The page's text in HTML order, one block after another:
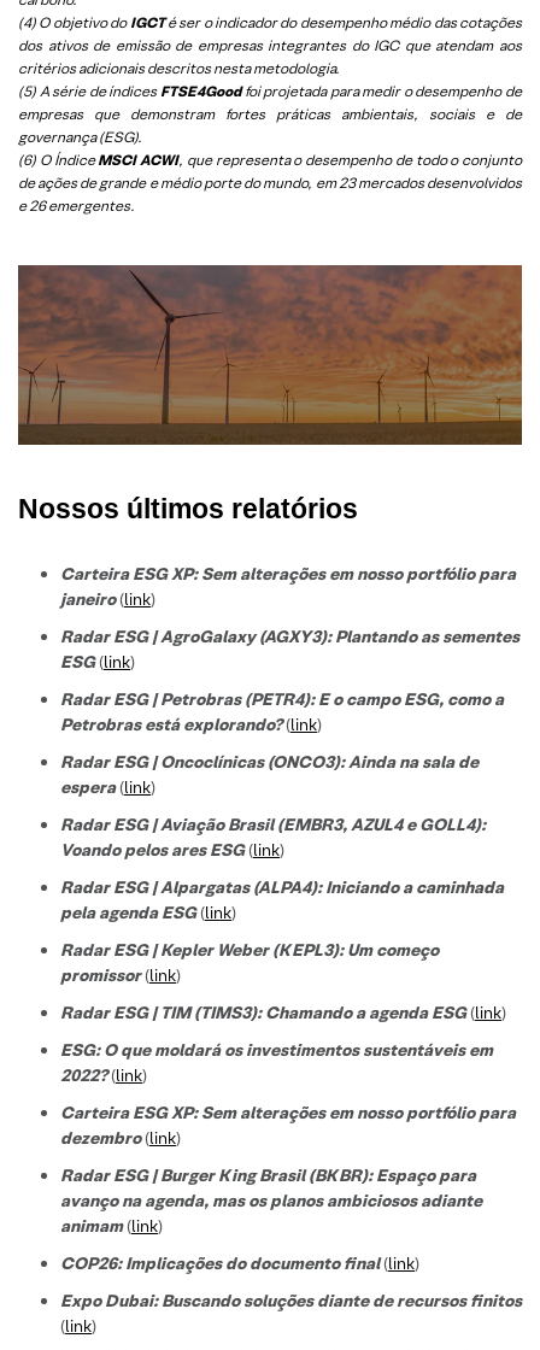
(4) O objetivo do IGCTé ser o indicador do desempenho médio das cotações
dos ativos de emissão de empresas integrantes do IGC que atendam aos
critérios adicionais descritos nesta metodologia.
(5) A série de índices FTSE4Goodfoi projetada para medir o desempenho de
empresas que demonstram fortes práticas ambientais, sociais e de
governança (ESG).
(6) O ÍndiceMSCI ACWI, que representa o desempenho de todo o conjunto
de ações de grande e médio porte do mundo, em 23 mercados desenvolvidos
e 26 emergentes.
Nossos últimos relatórios
Carteira ESG XP: Sem alterações em nosso portfólio para
janeiro(link)
Radar ESG | AgroGalaxy (AGXY3): Plantando as sementes
ESG(link)
Radar ESG | Petrobras (PETR4): E o campo ESG, como a
Petrobras está explorando?(link)
Radar ESG | Oncoclínicas (ONCO3): Ainda na sala de
espera(link)
Radar ESG | Aviação Brasil (EMBR3, AZUL4 e GOLL4):
Voando pelos ares ESG(link)
Radar ESG | Alpargatas (ALPA4): Iniciando a caminhada
pela agenda ESG(link)
Radar ESG | Kepler Weber (KEPL3): Um começo
promissor(link)
Radar ESG | TIM (TIMS3): Chamando a agenda ESG(link)
ESG: O que moldará os investimentos sustentáveis em
2022?(link)
Carteira ESG XP: Sem alterações em nosso portfólio para
dezembro(link)
Radar ESG | Burger King Brasil (BKBR): Espaço para
avanço na agenda, mas os planos ambiciosos adiante
animam(link)
COP26: Implicações do documento final(link)
Expo Dubai: Buscando soluções diante de recursos finitos
(link)